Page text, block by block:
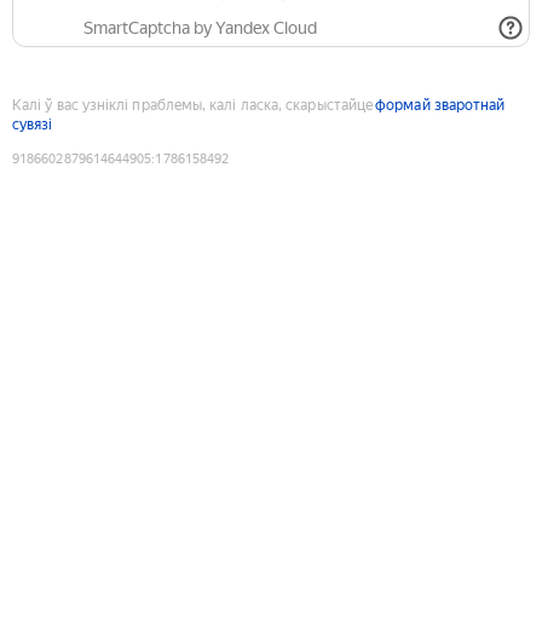
SmartCaptcha by Yandex Cloud
Калі ў вас узніклі праблемы, калі ласка, скарыстайцеформай зваротнай
сувязі
9186602879614644905:1786158492